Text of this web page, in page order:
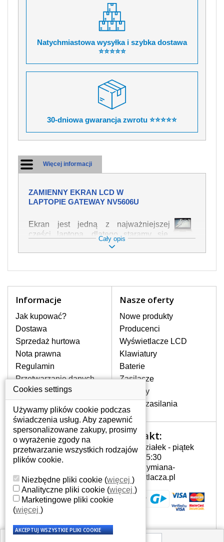
Natychmiastowa wysyłka i szybka dostawa
⭐⭐⭐⭐⭐
30-dniowa gwarancja zwrotu ⭐⭐⭐⭐⭐
Więcej informacji
ZAMIENNY EKRAN LCD W
LAPTOPIE GATEWAY NV5606U
Ekran jest jedną z najważniejszej
części laptopa, dlatego staramy się,
żeby był jak najwyższej jakości. Służy
on do wyświetlania tekstu lub obrazu w
z nim z jak największą ostrożnością. Do
zaliczyć uszkodzenia mechaniczne np.
rozbity lub pęknięty ekran, następnie
pojawiające się pionowe pasy, ciemny
ekran, migotanie lub nierównomierną
jasność ekranu.
NAJWYŻSZEJ JAKOŚCI!
W naszym magazynie przez
cały okres gwarancji posiadamy
wyłącznie wysokiej jakości
oryginalne matryce klasy A+ bez
wadliwych pikseli.
JAK WYBRAĆ ODPOWIEDNI EKRAN
DO LAPTOPA GATEWAY NV5606U?
Odpowiedni ekran można dobrać do
konkretnego modelu laptopa, którego
oznaczenie można znaleźć na naklejce
na spodzie laptopa lub pod baterią, bywa
również umieszczone na ramkach lub
pęknięty ekran został zdemontowany, w
Cały opis
Informacje
Jak kupować?
Dostawa
Sprzedaż hurtowa
Nota prawna
Regulamin
Przetwarzanie danych
osobowych
Gdzie nas znajdziesz
Nasze oferty
Nowe produkty
Producenci
Wyświetlacze LCD
Klawiatury
Baterie
Zasilacze
Zawiasy
Złącza zasilania
Twoje konto
Twoje konto
Dane osobowe
Adresy
Historia zamówień
Kontakt:
Poniedziałek - piątek
7:00 - 15:30
info@wymiana-
wyswietlacza.pl
Cookies settings
Używamy plików cookie podczas
świadczenia usług. Aby zapewnić
spersonalizowane zakupy, prosimy
o wyrażenie zgody na
przetwarzanie wszystkich rodzajów
plików cookie.
Niezbędne pliki cookie (więcej )
Analityczne pliki cookie (więcej )
Marketingowe pliki cookie
(więcej )